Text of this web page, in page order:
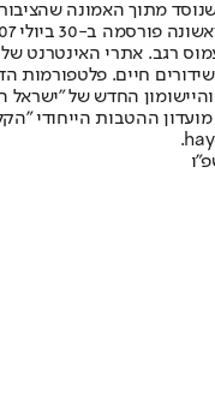
מתוך האמונה שהציבור
חיים. פלטפורמות
החדש והיישומון החדש של
ההטבות הייחודי